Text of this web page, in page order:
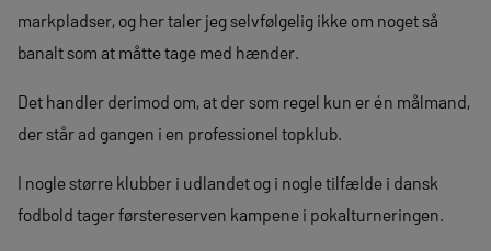
markpladser, og her taler jeg selvfølgelig ikke om noget så
banalt som at måtte tage med hænder.
Det handler derimod om, at der som regel kun er én målmand,
der står ad gangen i en professionel topklub.
I nogle større klubber i udlandet og i nogle tilfælde i dansk
fodbold tager førstereserven kampene i pokalturneringen.